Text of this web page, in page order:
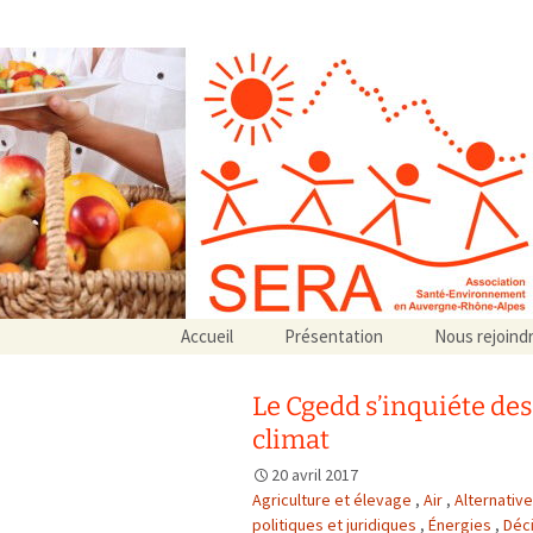
Aller
au
Accueil Présentation
Associations partenaires
Associations adhérentes
Nous
Le Cgedd s’inquiéte
climat
20 avril 2017
Agriculture et élevage , Air ,
politiques et juridiques , Énergies ,